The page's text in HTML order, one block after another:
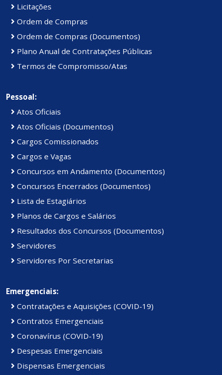
Licitações
Ordem de Compras
Ordem de Compras (Documentos)
Plano Anual de Contratações Públicas
Termos de Compromisso/Atas
Pessoal:
Atos Oficiais
Atos Oficiais (Documentos)
Cargos Comissionados
Cargos e Vagas
Concursos em Andamento (Documentos)
Concursos Encerrados (Documentos)
Lista de Estagiários
Planos de Cargos e Salários
Resultados dos Concursos (Documentos)
Servidores
Servidores Por Secretarias
Emergenciais:
Contratações e Aquisições (COVID-19)
Contratos Emergenciais
Coronavírus (COVID-19)
Despesas Emergenciais
Dispensas Emergenciais